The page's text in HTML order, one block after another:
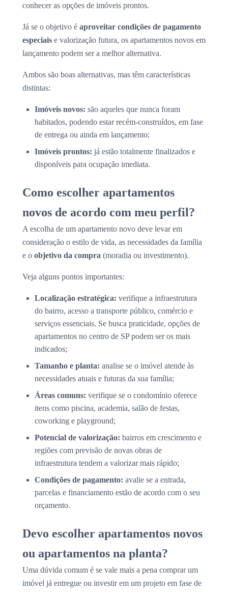
conhecer as opções de imóveis prontos.
Já se o objetivo é aproveitar condições de pagamento
especiais e valorização futura, os apartamentos novos em
lançamento podem ser a melhor alternativa.
Ambos são boas alternativas, mas têm características
distintas:
Imóveis novos: são aqueles que nunca foram
habitados, podendo estar recém-construídos, em fase
de entrega ou ainda em lançamento;
Imóveis prontos: já estão totalmente finalizados e
disponíveis para ocupação imediata.
Como escolher apartamentos
novos de acordo com meu perfil?
A escolha de um apartamento novo deve levar em
consideração o estilo de vida, as necessidades da família
e o objetivo da compra (moradia ou investimento).
Veja alguns pontos importantes:
Localização estratégica: verifique a infraestrutura
do bairro, acesso a transporte público, comércio e
serviços essenciais. Se busca praticidade, opções de
apartamentos no centro de SP podem ser os mais
indicados;
Tamanho e planta: analise se o imóvel atende às
necessidades atuais e futuras da sua família;
Áreas comuns: verifique se o condomínio oferece
itens como piscina, academia, salão de festas,
coworking e playground;
Potencial de valorização: bairros em crescimento e
regiões com previsão de novas obras de
infraestrutura tendem a valorizar mais rápido;
Condições de pagamento: avalie se a entrada,
parcelas e financiamento estão de acordo com o seu
orçamento.
Devo escolher apartamentos novos
ou apartamentos na planta?
Uma dúvida comum é se vale mais a pena comprar um
imóvel já entregue ou investir em um projeto em fase de